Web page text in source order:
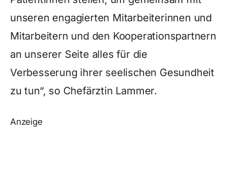
unseren engagierten Mitarbeiterinnen und
Mitarbeitern und den Kooperationspartnern
an unserer Seite alles für die
Verbesserung ihrer seelischen Gesundheit
zu tun“, so Chefärztin Lammer.
Anzeige